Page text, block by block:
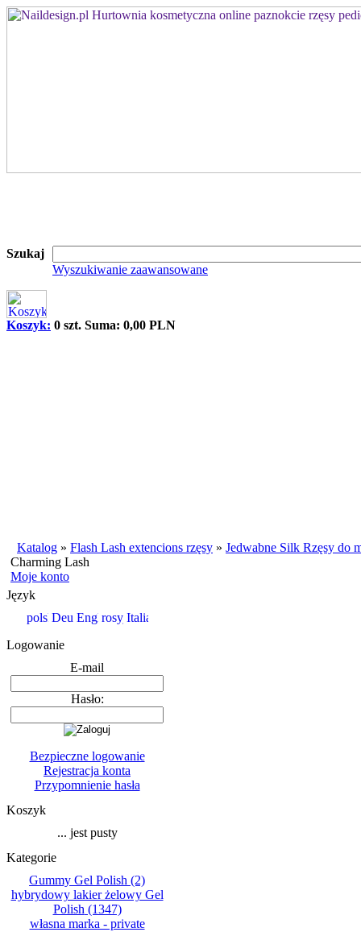
Szukaj
Wyszukiwanie zaawansowane
Koszyk: 0 szt. Suma: 0,00 PLN
Katalog » Flash Lash extencions rzęsy » Jedwabne Silk Rzęsy do
Charming Lash
Moje konto
Język
Logowanie
E-mail
Hasło:
Bezpieczne logowanie
Rejestracja konta
Przypomnienie hasła
Koszyk
... jest pusty
Kategorie
Gummy Gel Polish (2)
hybrydowy lakier żelowy Gel
Polish (1347)
własna marka - private